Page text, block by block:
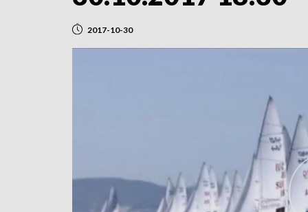
2017-10-30